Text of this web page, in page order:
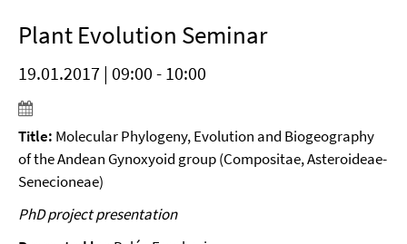
Plant Evolution Seminar
19.01.2017 | 09:00 - 10:00
Title: Molecular Phylogeny, Evolution and Biogeography
of the Andean Gynoxyoid group (Compositae, Asteroideae-
Senecioneae)
PhD project presentation